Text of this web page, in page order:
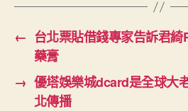
← 台北票貼借錢專家告訴君
藥膏
→ 優塔娛樂城dcard是全球大
北傳播